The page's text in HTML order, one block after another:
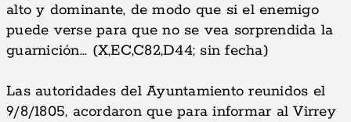
alto y dominante, de modo que si el enemigo
puede verse para que no se vea sorprendida la
guarnición... (X,EC,C82,D44; sin fecha)
Las autoridades del Ayuntamiento reunidos el
9/8/1805, acordaron que para informar al Virrey